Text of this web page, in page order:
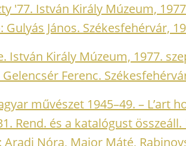
'77. István Király Múzeum,
Gulyás János. Székesfehérvár,
István Király Múzeum, 1977.
Gelencsér Ferenc.
művészet 1945–49. – L’art
Rend. és a katalógust
Nóra, Major Máté,